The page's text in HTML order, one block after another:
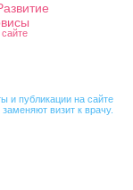
и публикации на сайте
заменяют визит к врачу.